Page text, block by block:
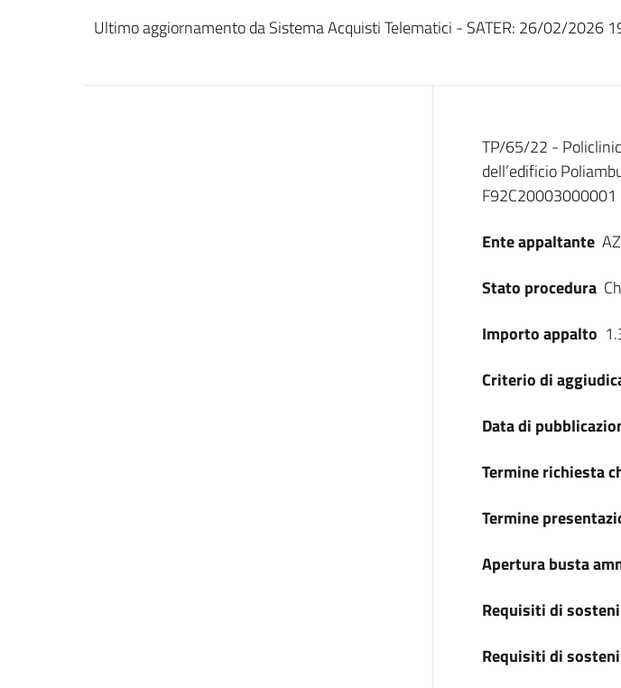
Ultimo aggiornamento da Sistema Acquisti Telematici - SATER: 26/02/2026
Dati del
TP/65/22 -
dell’edificio
F92C20003000001
Ente appaltante
Stato procedura
Importo appalto
Criterio di
Data di
Termine richiesta
Termine
Apertura busta
Requisiti di
Requisiti di